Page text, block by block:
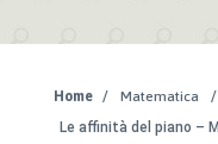
Home / Matematica /
Le affinità del piano –